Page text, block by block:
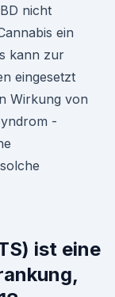
nicht
ein
kann zur
eingesetzt
Wirkung von
-
ist eine